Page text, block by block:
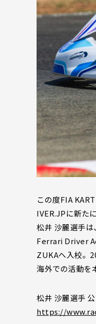
この度FIA
IVER.JPに新た
松井 沙麗選手
Ferrari Driver
ZUKAへ入校。
海外での活動を
松井 沙麗選手
https://